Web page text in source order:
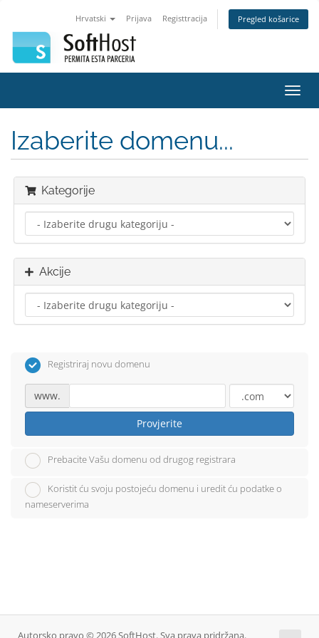
Hrvatski Prijava Registtracija Pregled košarice
Izaberite domenu...
Kategorije
Akcije
Registriraj novu domenu
www.
Provjerite
Prebacite Vašu domenu od drugog registrara
Koristit ću svoju postojeću domenu i uredit ću podatke o
nameserverima
Autorsko pravo © 2026 SoftHost. Sva prava pridržana.